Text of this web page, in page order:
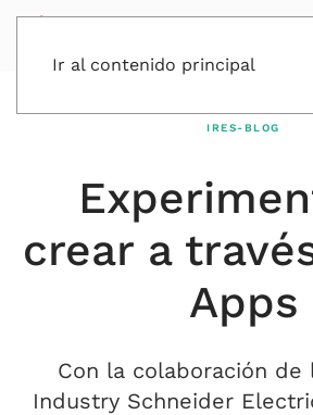
Ir al contenido principal
IRES-BLOG
crear a
Apps
Con la colaboración de
Industry Schneider